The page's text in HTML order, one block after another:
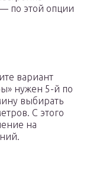
по этой опции
вариант
нужен 5-й по
выбирать
С этого
на